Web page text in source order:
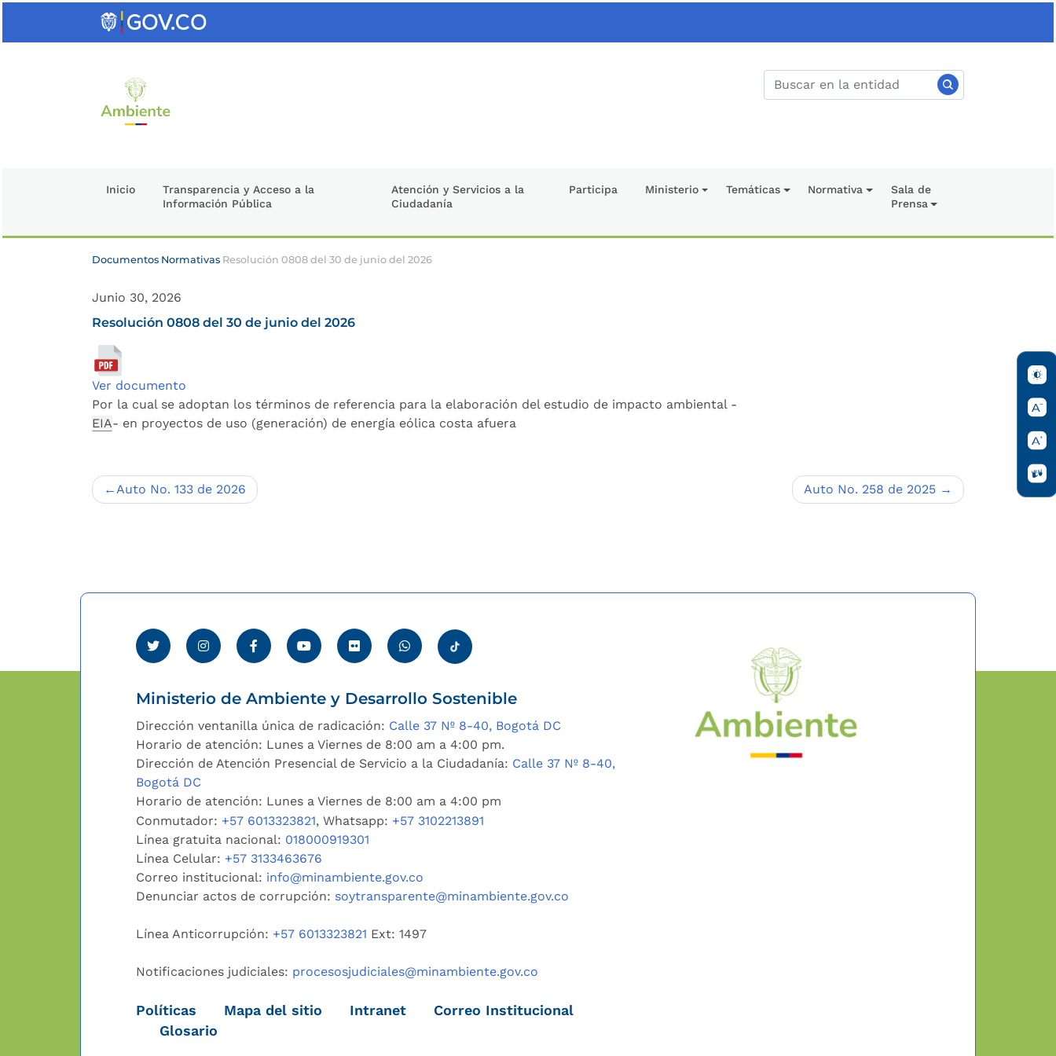
Inicio
Transparencia y Acceso a la
Información Pública
Atención y Servicios a la
Ciudadanía
Participa Ministerio Temáticas Normativa
Sala de
Prensa
Documentos Normativas Resolución 0808 del 30 de junio del 2026
Junio 30, 2026
Resolución 0808 del 30 de junio del 2026
Ver documento
Por la cual se adoptan los términos de referencia para la elaboración del estudio de impacto ambiental -
EIA- en proyectos de uso (generación) de energía eólica costa afuera
Navegación
de
Auto No. 133 de 2026 Auto No. 258 de 2025
Ministerio de Ambiente y Desarrollo Sostenible
Dirección ventanilla única de radicación: Calle 37 Nº 8-40, Bogotá DC
Horario de atención: Lunes a Viernes de 8:00 am a 4:00 pm.
Dirección de Atención Presencial de Servicio a la Ciudadanía: Calle 37 Nº 8-40,
Bogotá DC
Horario de atención: Lunes a Viernes de 8:00 am a 4:00 pm
Conmutador: +57 6013323821, Whatsapp: +57 3102213891
Línea gratuita nacional: 018000919301
Línea Celular: +57 3133463676
Correo institucional: info@minambiente.gov.co
Denunciar actos de corrupción: soytransparente@minambiente.gov.co
Línea Anticorrupción: +57 6013323821 Ext: 1497
Notificaciones judiciales: procesosjudiciales@minambiente.gov.co
Políticas Mapa del sitio Intranet
Correo Institucional
Glosario